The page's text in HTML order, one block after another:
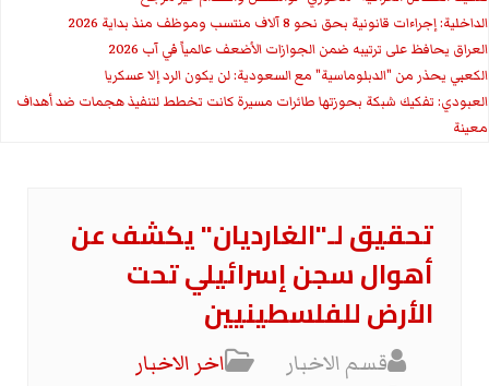
الداخلية: إجراءات قانونية بحق نحو 8 آلاف منتسب وموظف منذ بداية 2026
العراق يحافظ على ترتيبه ضمن الجوازات الأضعف عالمياً في آب 2026
الكعبي يحذر من "الدبلوماسية" مع السعودية: لن يكون الرد إلا عسكريا
العبودي: تفكيك شبكة بحوزتها طائرات مسيرة كانت تخطط لتنفيذ هجمات ضد أهداف
معينة
تحقيق لـ"الغارديان" يكشف عن
أهوال سجن إسرائيلي تحت
الأرض للفلسطينيين
قسم الاخبار
اخر الاخبار